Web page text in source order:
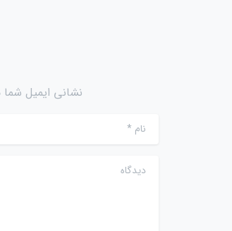
نشانی ایمیل
نام*
دیدگاه